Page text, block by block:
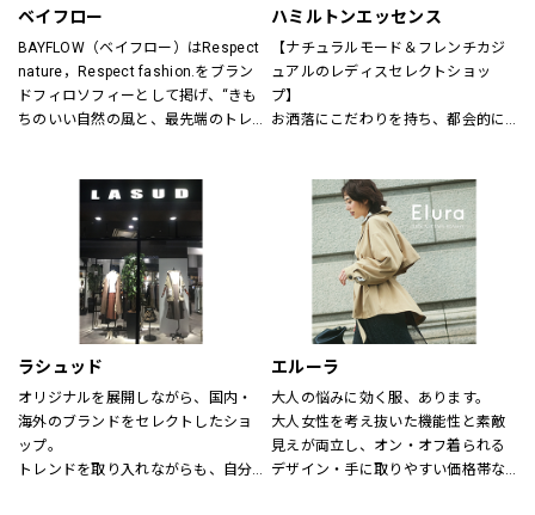
ベイフロー
BAYFLOW（ベイフロー）はRespect
nature，Respect fashion.をブラン
ドフィロソフィーとして掲げ、“きも
ちのいい自然の風と、最先端のトレ
るような、健康的で、スタイリッシ
ュなライフスタイル”を提案するブラ
ハミルトンエッセンス
【ナチュラルモード＆フレンチカジ
ュアルのレディスセレクトショッ
プ】
お洒落にこだわりを持ち、都会的に
案型セレクトショップ。
自然空間に存在する色と素材、様々
なテイストが融合した居心地の良い
店内でくつろぎながらお洒落が楽し
める、そんな空間をご提供します。
～メンバーズカードについて～
5,500円（税込）お買い上げ毎に、ス
24個スタンプで5,500円の割引カー
ドとしてご利用頂けます。
有効期限はございません。全店舗に
て使用できます。
ラシュッド
オリジナルを展開しながら、国内・
海外のブランドをセレクトしたショ
ップ。
トレンドを取り入れながらも、自分
エルーラ
大人の悩みに効く服、あります。
大人女性を考え抜いた機能性と素敵
見えが両立し、オン・オフ着られる
デザイン・手に取りやすい価格帯な